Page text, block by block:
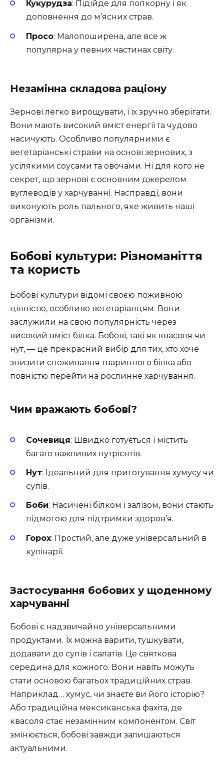
Кукурудза: Підійде для попкорну і як
доповнення до м’ясних страв.
Просо: Малопоширена, але все ж
популярна у певних частинах світу.
Незамінна складова раціону
Зернові легко вирощувати, і їх зручно зберігати.
Вони мають високий вміст енергії та чудово
насичують. Особливо популярними є
вегетаріанські страви на основі зернових, з
усілякими соусами та овочами. Ні для кого не
секрет, що зернові є основним джерелом
вуглеводів у харчуванні. Насправді, вони
виконують роль пального, яке живить наші
організми.
Бобові культури: Різноманіття
та користь
Бобові культури відомі своєю поживною
цінністю, особливо вегетаріанцям. Вони
заслужили на свою популярність через
високий вміст білка. Бобові, такі як квасоля чи
нут, — це прекрасний вибір для тих, хто хоче
знизити споживання тваринного білка або
повністю перейти на рослинне харчування.
Чим вражають бобові?
Сочевиця: Швидко готується і містить
багато важливих нутрієнтів.
Нут: Ідеальний для приготування хумусу чи
супів.
Боби: Насичені білком і залізом, вони стають
підмогою для підтримки здоров’я.
Горох: Простий, але дуже універсальний в
кулінарії.
Застосування бобових у щоденному
харчуванні
Бобові є надзвичайно універсальними
продуктами. Їх можна варити, тушкувати,
додавати до супів і салатів. Це святкова
середина для кожного. Вони навіть можуть
стати основою багатьох традиційних страв.
Наприклад… хумус, чи знаєте ви його історію?
Або традиційна мексиканська фахіта, де
квасоля стає незамінним компонентом. Світ
змінюється, бобові завжди залишаються
актуальними.